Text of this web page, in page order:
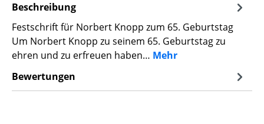
Beschreibung
Festschrift für Norbert Knopp zum 65. Geburtstag
Um Norbert Knopp zu seinem 65. Geburtstag zu
ehren und zu erfreuen haben… Mehr
Bewertungen